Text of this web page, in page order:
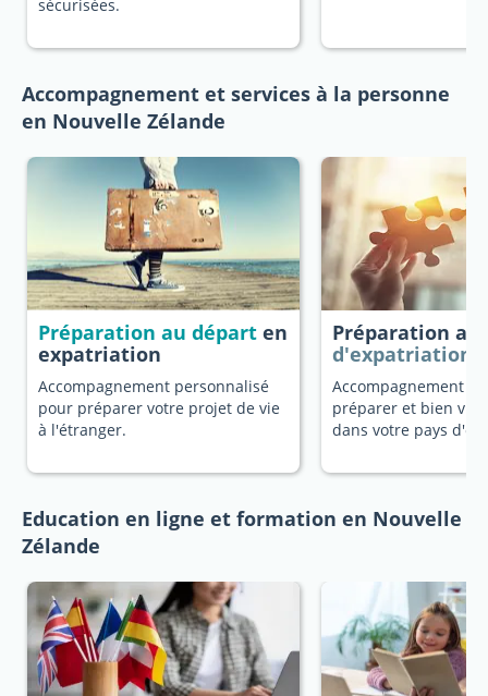
sécurisées.
Accompagnement et services à la personne
en Nouvelle Zélande
Préparation au départ en
expatriation
Accompagnement personnalisé
pour préparer votre projet de vie
à l'étranger.
Préparation au
d'expatriation
Accompagnement
préparer et bien
dans votre pays
Education en ligne et formation en Nouvelle
Zélande